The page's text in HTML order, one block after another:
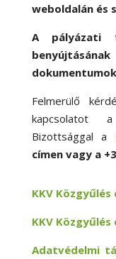
weboldalán és
A pályázati
Felmerülő
kapcsolatot
Bizottsággal a
címen vagy a
KKV
KKV
Adatvédelmi